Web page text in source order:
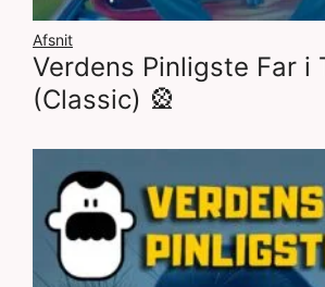
Afsnit
Verdens Pinligste Far i
(Classic) 🎡